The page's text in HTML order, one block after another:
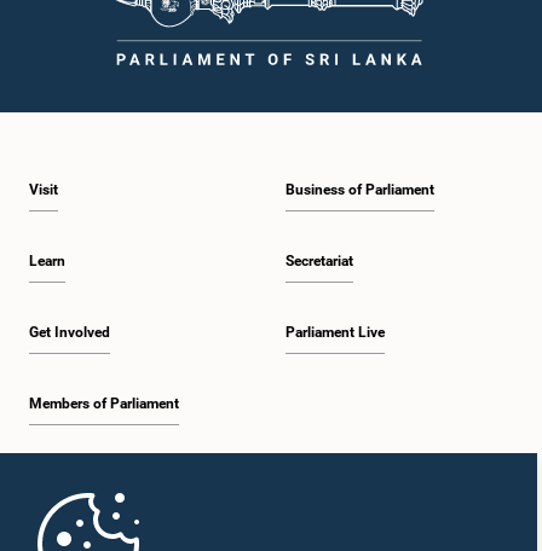
Visit
Learn
Get Involved
Members of Parliament
Business of Parliament
Secretariat
Parliament Live